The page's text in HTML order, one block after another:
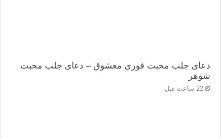
دعای جلب محبت فوری معشوق – دعای جلب محبت
شوهر
22 ساعت قبل